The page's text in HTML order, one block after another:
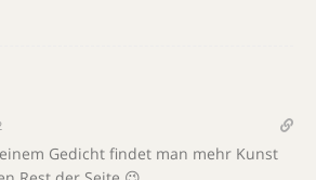
Gedicht findet man mehr Kunst